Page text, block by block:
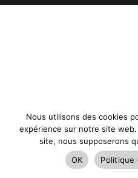
Nous utilisons des cookies
expérience sur notre site
site, nous supposerons
OK
Politique